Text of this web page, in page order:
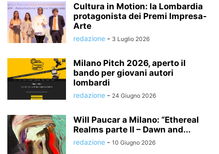
Cultura in Motion: la Lombardia
protagonista dei Premi Impresa-
Arte
redazione - 3 Luglio 2026
Milano Pitch 2026, aperto il
bando per giovani autori
lombardi
redazione - 24 Giugno 2026
Will Paucar a Milano: “Ethereal
Realms parte II – Dawn and...
redazione - 10 Giugno 2026